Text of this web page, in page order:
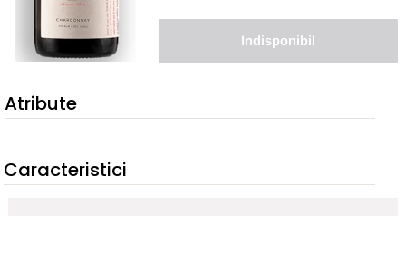
Indisponibil
Atribute
Caracteristici